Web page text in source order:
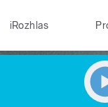
iRozhlas